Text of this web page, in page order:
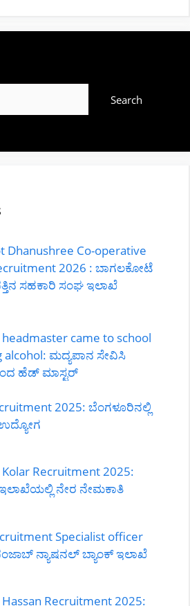
Search
Dhanushree Co-operative
2026 : ಬಾಗಲಕೋಟೆ
ಸಹಕಾರಿ ಸಂಘ ಇಲಾಖೆ
headmaster came to school
alcohol: ಮದ್ಯಪಾನ ಸೇವಿಸಿ
ಹೆಡ್ ಮಾಸ್ಟರ್
2025: ಬೆಂಗಳೂರಿನಲ್ಲಿ
Kolar Recruitment 2025:
ನೇರ ನೇಮಕಾತಿ
Specialist officer
ನ್ಯಾಷನಲ್ ಬ್ಯಾಂಕ್ ಇಲಾಖೆ
Hassan Recruitment 2025: